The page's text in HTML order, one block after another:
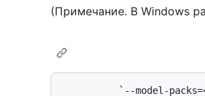
(Примечание. В Windows